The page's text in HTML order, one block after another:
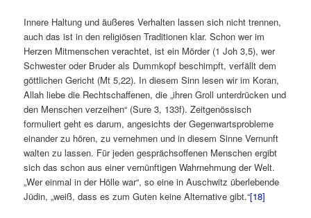
Innere Haltung und äußeres Verhalten lassen sich nicht trennen,
auch das ist in den religiösen Traditionen klar. Schon wer im
Herzen Mitmenschen verachtet, ist ein Mörder (1 Joh 3,5), wer
Schwester oder Bruder als Dummkopf beschimpft, verfällt dem
göttlichen Gericht (Mt 5,22). In diesem Sinn lesen wir im Koran,
Allah liebe die Rechtschaffenen, die „ihren Groll unterdrücken und
den Menschen verzeihen“ (Sure 3, 133f). Zeitgenössisch
formuliert geht es darum, angesichts der Gegenwartsprobleme
einander zu hören, zu vernehmen und in diesem Sinne Vernunft
walten zu lassen. Für jeden gesprächsoffenen Menschen ergibt
sich das schon aus einer vernünftigen Wahrnehmung der Welt.
„Wer einmal in der Hölle war“, so eine in Auschwitz überlebende
Jüdin, „weiß, dass es zum Guten keine Alternative gibt.“[18]